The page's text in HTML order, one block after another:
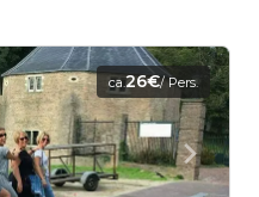
ca.26€/ Pers.